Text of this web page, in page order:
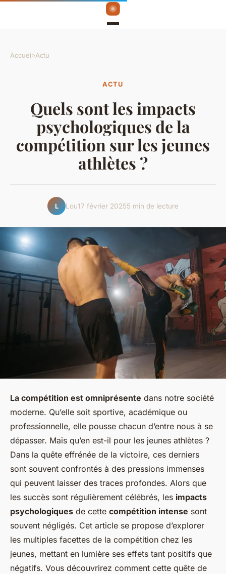
Accueil›Actu
ACTU
Quels sont les impacts
psychologiques de la
compétition sur les jeunes
athlètes ?
L Lou17 février 20255 min de lecture
La compétition est omniprésente dans notre société
moderne. Qu’elle soit sportive, académique ou
professionnelle, elle pousse chacun d’entre nous à se
dépasser. Mais qu’en est-il pour les jeunes athlètes ?
Dans la quête effrénée de la victoire, ces derniers
sont souvent confrontés à des pressions immenses
qui peuvent laisser des traces profondes. Alors que
les succès sont régulièrement célébrés, les impacts
psychologiques de cette compétition intense sont
souvent négligés. Cet article se propose d’explorer
les multiples facettes de la compétition chez les
jeunes, mettant en lumière ses effets tant positifs que
négatifs. Vous découvrirez comment cette quête de